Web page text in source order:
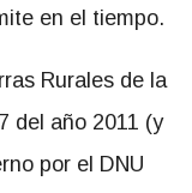
en el tiempo.
Rurales de la
del año 2011 (y
por el DNU